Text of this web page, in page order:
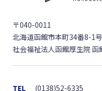
〒040-0011
北海道函館市本町34番8-1号
社会福祉法人函館厚生院
TEL (0138)52-6335